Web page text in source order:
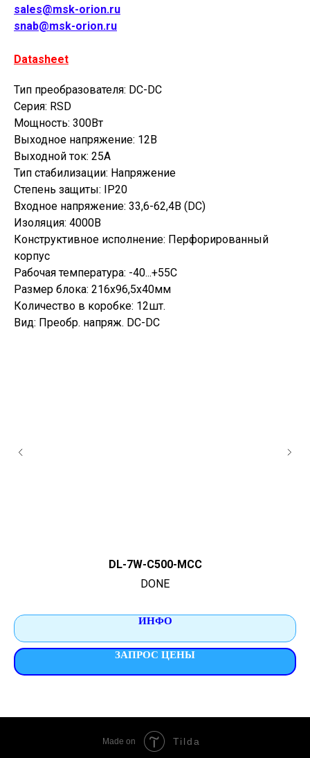
sales@msk-orion.ru
snab@msk-orion.ru
Datasheet
Тип преобразователя: DC-DC
Серия: RSD
Мощность: 300Вт
Выходное напряжение: 12В
Выходной ток: 25А
Тип стабилизации: Напряжение
Степень защиты: IP20
Входное напряжение: 33,6-62,4В (DC)
Изоляция: 4000В
Конструктивное исполнение: Перфорированный
корпус
Рабочая температура: -40...+55С
Размер блока: 216х96,5х40мм
Количество в коробке: 12шт.
Вид: Преобр. напряж. DC-DC
DL-7W-C500-MCC
DONE
ИНФО
ЗАПРОС ЦЕНЫ
Made on Tilda